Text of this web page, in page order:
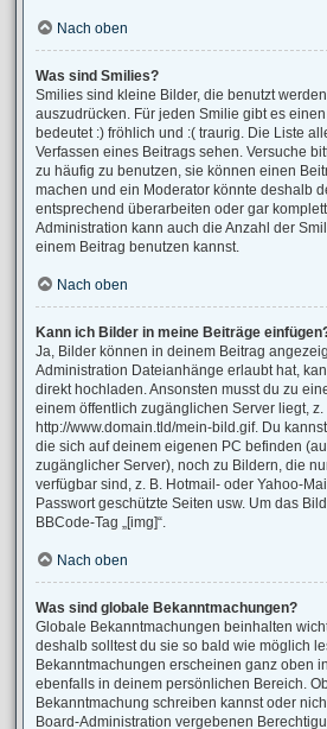
Nach oben
Was sind Smilies?
Smilies sind kleine Bilder, die benutzt
auszudrücken. Für jeden Smilie gibt es
bedeutet :) fröhlich und :( traurig. Die Liste
Verfassen eines Beitrags sehen. Versuche
zu häufig zu benutzen, sie können einen
machen und ein Moderator könnte deshalb
entsprechend überarbeiten oder gar
Administration kann auch die Anzahl der
einem Beitrag benutzen kannst.
Nach oben
Kann ich Bilder in meine Beiträge
Ja, Bilder können in deinem Beitrag
Administration Dateianhänge erlaubt hat,
direkt hochladen. Ansonsten musst du zu
einem öffentlich zugänglichen Server liegt, z.
http://www.domain.tld/mein-bild.gif. Du
die sich auf deinem eigenen PC befinden
zugänglicher Server), noch zu Bildern, die
verfügbar sind, z. B. Hotmail- oder Yahoo-
Passwort geschützte Seiten usw. Um das
BBCode-Tag „[img]“.
Nach oben
Was sind globale Bekanntmachungen?
Globale Bekanntmachungen beinhalten
deshalb solltest du sie so bald wie möglich
Bekanntmachungen erscheinen ganz oben
ebenfalls in deinem persönlichen Bereich.
Bekanntmachung schreiben kannst oder
Board-Administration vergebenen